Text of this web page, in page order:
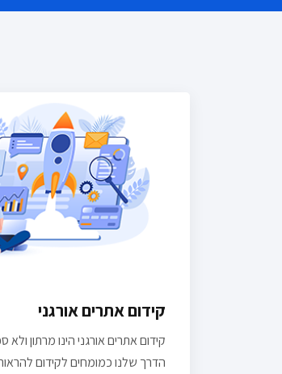
קידום אתרים אורגני
קידום אתרים אורגני הינו מרתון ולא
הדרך שלנו כמומחים לקידום